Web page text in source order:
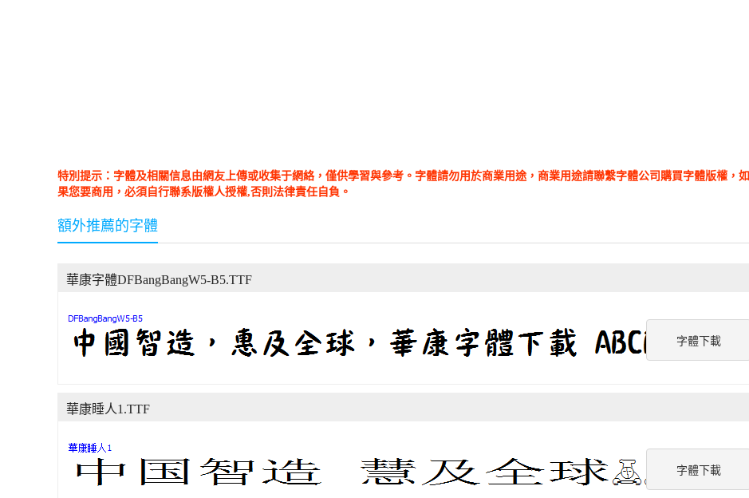
特別提示：字體及相關信息由網友上傳或收集于網絡，僅供學習與參考。字體請勿用於商業用途，商業用途請聯繫字體公司購買字體版權，如
果您要商用，必須自行聯系版權人授權,否則法律責任自負。
額外推薦的字體
字體下載
華康字體DFBangBangW5-B5.TTF
字體下載
華康睡人1.TTF